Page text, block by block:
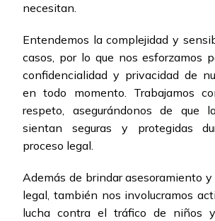
necesitan.
Entendemos la complejidad y
casos, por lo que nos esforzamos
confidencialidad y privacidad de
en todo momento. Trabajamos
respeto, asegurándonos de que
sientan seguras y protegidas
proceso legal.
Además de brindar asesoramiento
legal, también nos involucramos
lucha contra el tráfico de niños y